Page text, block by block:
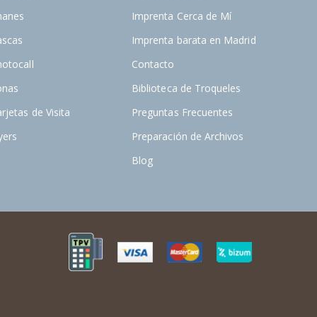
de Visita
Imprenta Cerca de Mí
Imprenta barata en Madrid
Contacto
Biblioteca de Troqueles
Preguntas Frecuentes
Preparación de Archivos
Blog